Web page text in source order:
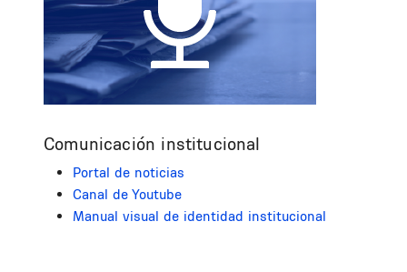
Comunicación institucional
Portal de noticias
Canal de Youtube
Manual visual de identidad institucional